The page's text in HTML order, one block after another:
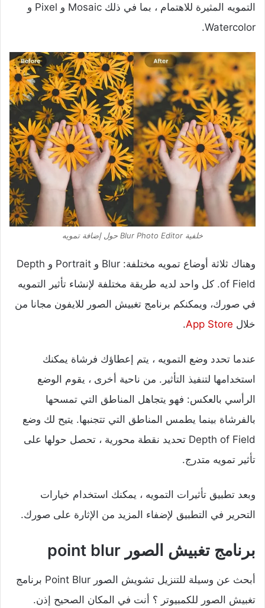
التمويه المثيرة للاهتمام ، بما في ذلك Mosaic و Pixel و
Watercolor.
خلفية Blur Photo Editor حول إضافة تمويه
وهناك ثلاثة أوضاع تمويه مختلفة: Blur و Portrait و Depth
of Field. كل واحد لديه طريقة مختلفة لإنشاء تأثير التمويه
في صورك، ويمكنكم برنامج تغبيش الصور للايفون مجانا من
خلال App Store
.
عندما تحدد وضع التمويه ، يتم إعطاؤك فرشاة يمكنك
استخدامها لتنفيذ التأثير. من ناحية أخرى ، يقوم الوضع
الرأسي بالعكس: فهو يتجاهل المناطق التي تمسحها
بالفرشاة بينما يطمس المناطق التي تتجنبها. يتيح لك وضع
Depth of Field تحديد نقطة محورية ، تحصل حولها على
تأثير تمويه متدرج.
وبعد تطبيق تأثيرات التمويه ، يمكنك استخدام خيارات
التحرير في التطبيق لإضفاء المزيد من الإثارة على صورك.
برنامج تغبيش الصور point blur
أبحث عن وسيلة للتنزيل تشويش الصور Point Blur برنامج
تغبيش الصور للكمبيوتر ؟ أنت في المكان الصحيح إذن.